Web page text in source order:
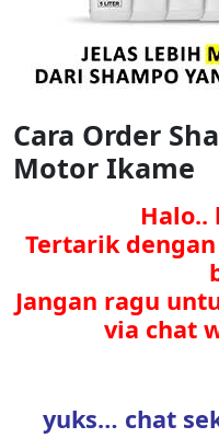
Cara Order
Motor Ikame
Tertarik
Jangan ragu
via chat
yuks… chat